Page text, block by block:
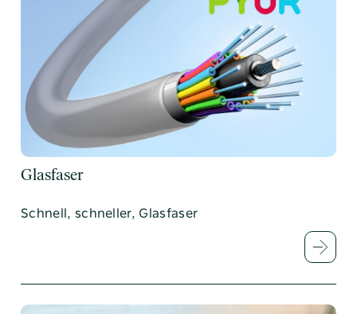
Wunschtermin vereinbaren
Glasfaser
Schnell, schneller, Glasfaser